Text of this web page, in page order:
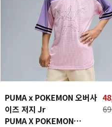
PUMA x POKEMON 오버사
이즈 저지 Jr
PUMA X POKEMON